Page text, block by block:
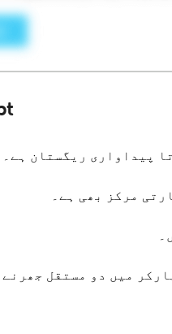
پیداواری ریگستان ہے۔
مرکز بھی ہے۔
میں دو مستقل جھرنے